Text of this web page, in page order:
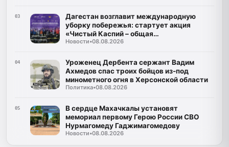
03
Дагестан возглавит международную
уборку побережья: стартует акция
«Чистый Каспий – общая
ответственность»
Новости•08.08.2026
04
Уроженец Дербента сержант Вадим
Ахмедов спас троих бойцов из-под
минометного огня в Херсонской области
Политика•08.08.2026
05
В сердце Махачкалы установят
мемориал первому Герою России СВО
Нурмагомеду Гаджимагомедову
Новости•08.08.2026